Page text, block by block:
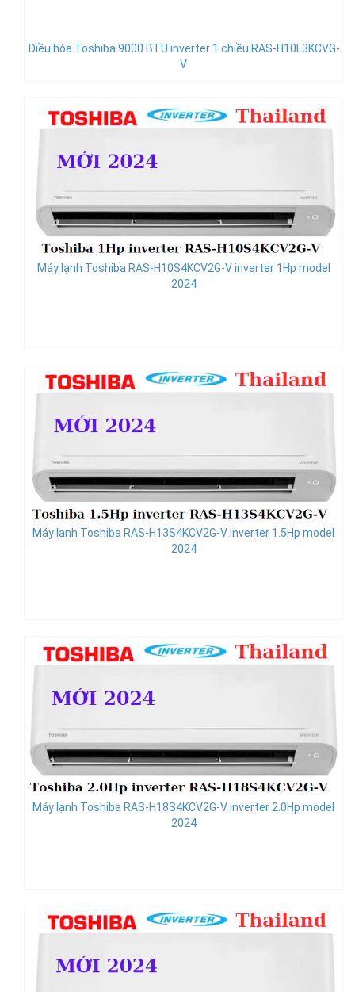
Điều hòa Toshiba 9000 BTU inverter 1 chiều RAS-H10L3KCVG-
V
Máy lạnh Toshiba RAS-H10S4KCV2G-V inverter 1Hp model
2024
Máy lạnh Toshiba RAS-H13S4KCV2G-V inverter 1.5Hp model
2024
Máy lạnh Toshiba RAS-H18S4KCV2G-V inverter 2.0Hp model
2024